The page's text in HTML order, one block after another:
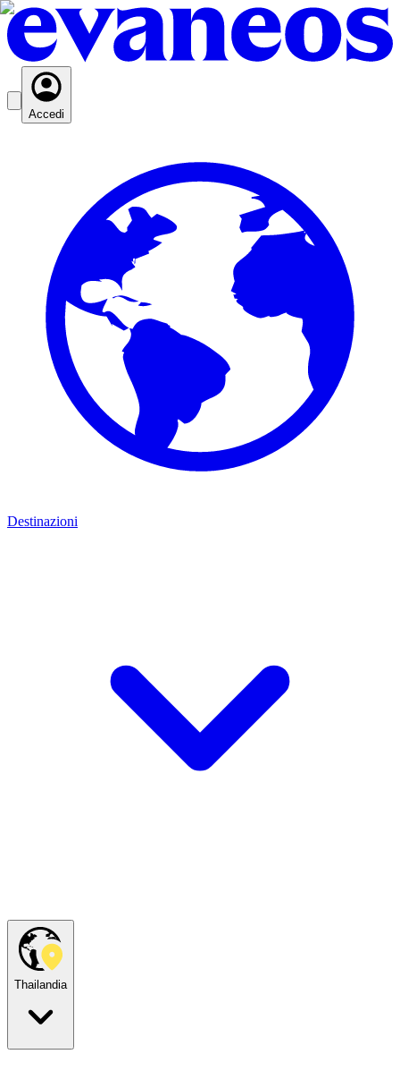
Accedi
Destinazioni
Thailandia